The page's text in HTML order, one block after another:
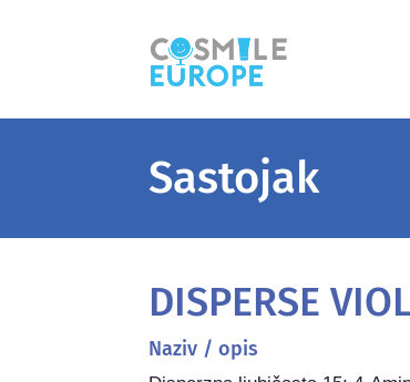
Sastojak
DISPERSE
Naziv / opis